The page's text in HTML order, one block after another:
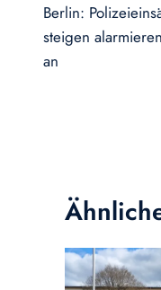
Berlin:
steigen
an